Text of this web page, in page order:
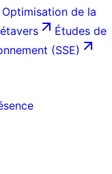
Optimisation de la
Études de
(SSE)